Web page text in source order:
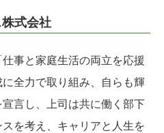
式会社
事と家庭生活の両立を応援
全力で取り組み、自らも輝
言し、上司は共に働く部下
を考え、キャリアと人生を